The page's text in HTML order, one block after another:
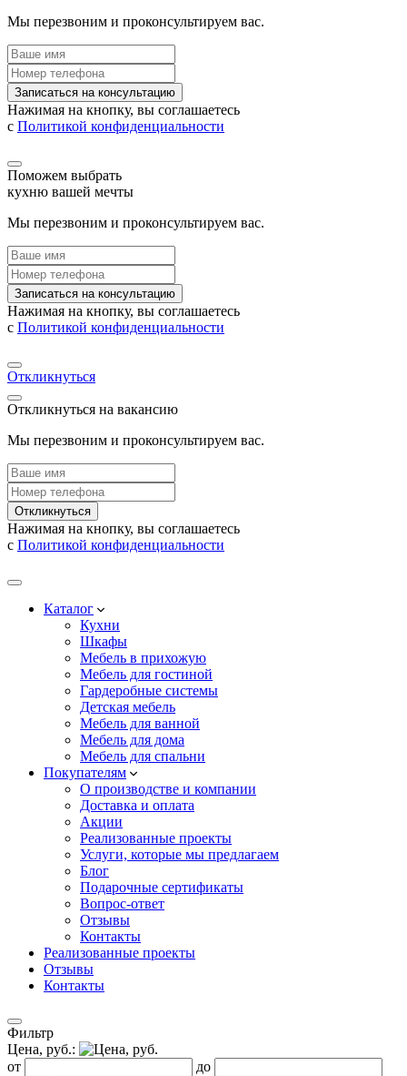
Мы перезвоним и проконсультируем вас.
Записаться на консультацию
Нажимая на кнопку, вы соглашаетесь
с Политикой конфиденциальности
Поможем выбрать
кухню вашей мечты
Мы перезвоним и проконсультируем вас.
Записаться на консультацию
Нажимая на кнопку, вы соглашаетесь
с Политикой конфиденциальности
Откликнуться
Откликнуться на вакансию
Мы перезвоним и проконсультируем вас.
Откликнуться
Нажимая на кнопку, вы соглашаетесь
с Политикой конфиденциальности
Каталог
Кухни
Шкафы
Мебель в прихожую
Мебель для гостиной
Гардеробные системы
Детская мебель
Мебель для ванной
Мебель для дома
Мебель для спальни
Покупателям
О производстве и компании
Доставка и оплата
Акции
Реализованные проекты
Услуги, которые мы предлагаем
Блог
Подарочные сертификаты
Вопрос-ответ
Отзывы
Контакты
Реализованные проекты
Отзывы
Контакты
Фильтр
Цена, руб.:
от
до